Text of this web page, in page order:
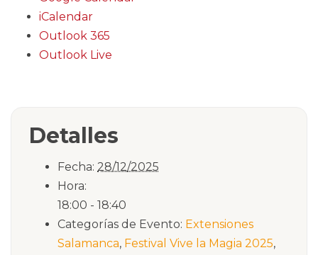
iCalendar
Outlook 365
Outlook Live
Detalles
Fecha: 28/12/2025
Hora:
18:00 - 18:40
Categorías de Evento: Extensiones
Salamanca, Festival Vive la Magia 2025,